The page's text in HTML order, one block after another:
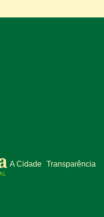
A Cidade Transparência